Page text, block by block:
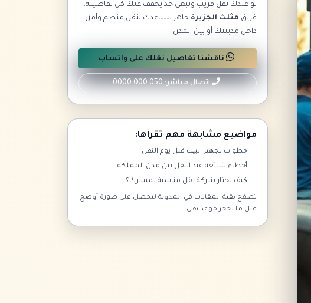
لو عندك نقل قريب وتبغى حد يخفف عنك كل تفاصيله،
فريق مثلث الجزيرة جاهز يساعدك بنقل منظم وآمن
داخل مدينتك أو بين المدن.
ناقشنا تفاصيل نقلك على واتساب
اتصال مباشر: 050 000 0000
مواضيع مشابهة مهم تقرأها:
خطوات تجهيز البيت قبل يوم النقل
أخطاء شائعة عند النقل بين مدن المملكة
كيف تختار شركة نقل مناسبة لمسارك؟
تصفح بقية المقالات في المدونة لتحصل على صورة أوضح
قبل ما تحجز موعد نقل.